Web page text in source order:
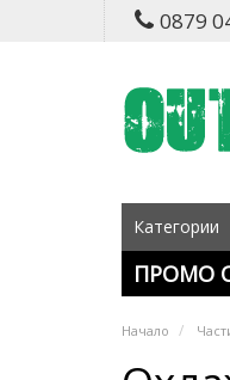
0879
Категории
ПРОМО
Начало